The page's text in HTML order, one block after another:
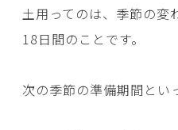
土用ってのは、季節の変
18日間のことです。
次の季節の準備期間とい